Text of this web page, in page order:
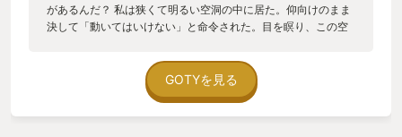
があるんだ？ 私は狭くて明るい空洞の中に居た。仰向けのまま
決して「動いてはいけない」と命令された。目を瞑り、この空
い。一刻も早く。 ーーー今年の夏は酷かった。雨も降らず猛烈
な暑さで、こぼれた弱音すらも枯れる酷暑だった。 額から落ち
る汗。真昼の冷たい汗……痛たたたた。そう、腰を。私は腰をや
GOTYを見る